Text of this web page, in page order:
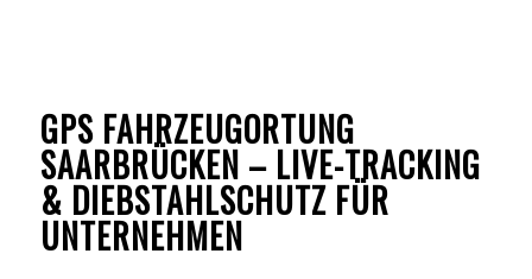
GPS FAHRZEUGORTUNG
SAARBRÜCKEN – LIVE-TRACKING
& DIEBSTAHLSCHUTZ FÜR
UNTERNEHMEN